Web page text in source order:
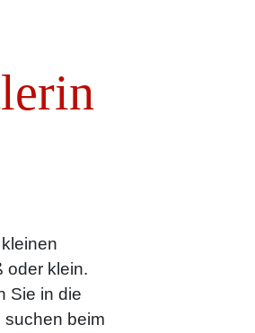
oder klein.
Sie in die
beim